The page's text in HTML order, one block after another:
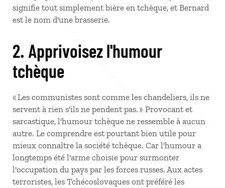
signifie tout simplement bière en tchèque, et Bernard
est le nom d'une brasserie.
2. Apprivoisez l'humour
tchèque
« Les communistes sont comme les chandeliers, ils ne
servent à rien s'ils ne pendent pas. » Provocant et
sarcastique, l'humour tchèque ne ressemble à aucun
autre. Le comprendre est pourtant bien utile pour
mieux connaître la société tchèque. Car l'humour a
longtemps été l'arme choisie pour surmonter
l'occupation du pays par les forces russes. Aux actes
terroristes, les Tchécoslovaques ont préféré les